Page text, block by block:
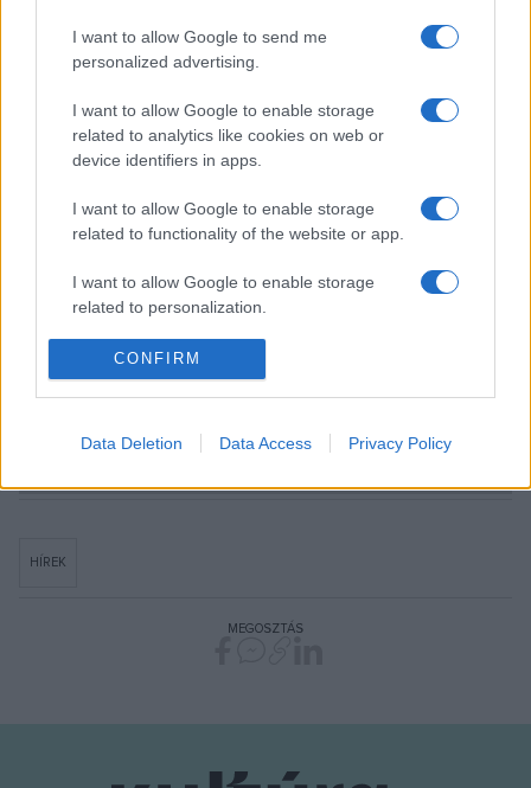
I want to allow Google to send me
personalized advertising.
I want to allow Google to enable storage
related to analytics like cookies on web or
device identifiers in apps.
I want to allow Google to enable storage
related to functionality of the website or app.
I want to allow Google to enable storage
related to personalization.
I want to allow Google to enable storage
related to security, including authentication
CONFIRM
Data Deletion Data Access Privacy Policy
Rendező asszisztens: Őri Rózsa
Rendező:Valló Péter
További információ:http://szalon.rozsavolgyi.hu/hu/
HÍREK
MEGOSZTÁS